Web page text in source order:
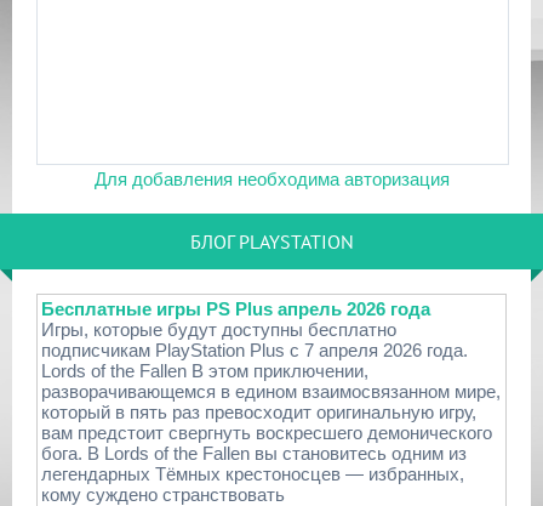
Для добавления необходима авторизация
БЛОГ PLAYSTATION
Бесплатные игры PS Plus апрель 2026 года
Игры, которые будут доступны бесплатно
подписчикам PlayStation Plus с 7 апреля 2026 года.
Lords of the Fallen В этом приключении,
разворачивающемся в едином взаимосвязанном мире,
который в пять раз превосходит оригинальную игру,
вам предстоит свергнуть воскресшего демонического
бога. В Lords of the Fallen вы становитесь одним из
легендарных Тёмных крестоносцев — избранных,
кому суждено странствовать